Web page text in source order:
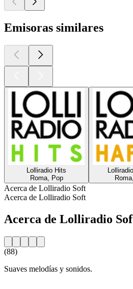
Emisoras similares
Lolliradio Hits
Roma, Pop
Acerca de Lolliradio Soft
Acerca de Lolliradio Soft
Acerca de Lolliradio
(88)
Suaves melodías y sonidos.